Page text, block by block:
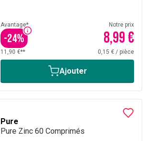
Avantage*
-24%
Notre prix
8,99 €
11,90 €** 0,15 € / pièce
Ajouter
Pure
Pure Zinc 60 Comprimés